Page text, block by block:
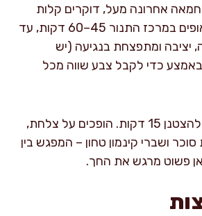
אחרונה מעל, דוקרים קלות
במזלג לאדים, ואופים במרכז התנור 45–60 דקות, עד
יציבה ומתפצחת בנגיעה (יש
כדי לקבל צבע שווה מכל
מוציאים ומניחים להצטנן 15 דקות. הופכים על צלחת,
ושברי קינמון טחון – המפגש בין
פשוט מרגש את החך.